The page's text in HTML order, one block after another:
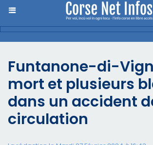
Funtanone-di-
mort et plusieurs
dans un accident
circulation